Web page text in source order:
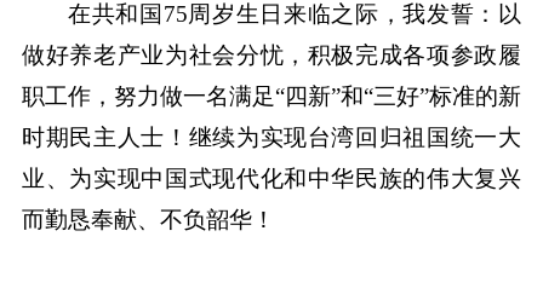
在共和国75周岁生日来临之际，我发誓：以
做好养老产业为社会分忧，积极完成各项参政履
职工作，努力做一名满足“四新”和“三好”标准的新
时期民主人士！继续为实现台湾回归祖国统一大
业、为实现中国式现代化和中华民族的伟大复兴
而勤恳奉献、不负韶华！